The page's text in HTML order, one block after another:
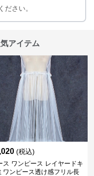
ださい。
アイテム
(税込)
ス ワンピース レイヤードキ
ワンピース透け感フリル長